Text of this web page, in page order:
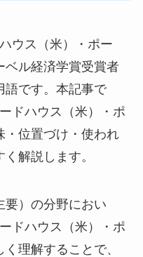
ウス（米）・ポー
ベル経済学賞受賞者
語です。本記事で
ドハウス（米）・ポ
・位置づけ・使われ
解説します。
要）の分野におい
ドハウス（米）・ポ
理解することで、